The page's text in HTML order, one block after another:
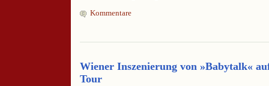
Kommentare
Wiener Inszenierung von »Babytalk«
Tour